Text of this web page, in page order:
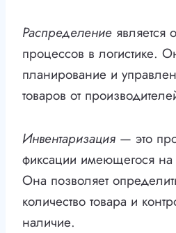
Распределение
процессов в логистике.
планирование и
товаров от
Инвентаризация — это
фиксации имеющегося на
Она позволяет
количество товара и
наличие.